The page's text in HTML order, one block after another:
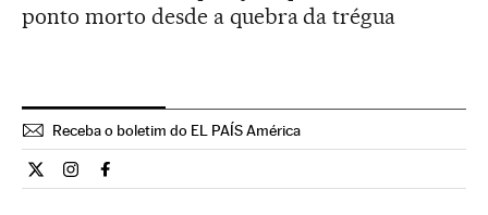
ponto morto desde a quebra da trégua
Receba o boletim do EL PAÍS América
Internacional El País Brasil en Twitter
Internacional El País Brasil en Instagram
Internacional El País Brasil en Facebook